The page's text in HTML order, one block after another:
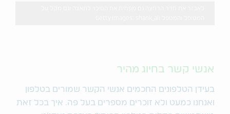
אנשי קשר בחיוג מהיר
בעידן הטלפונים החכמים אנשי הקשר שמורים בטלפון
ואנחנו כמעט ולא זוכרים מספרים בעל פה. איך בכל זאת